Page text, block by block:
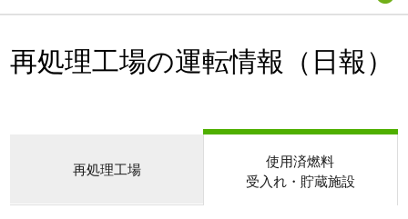
再処理工場の運転情報（日報）
再処理工場
使用済燃料
受入れ・貯蔵施設